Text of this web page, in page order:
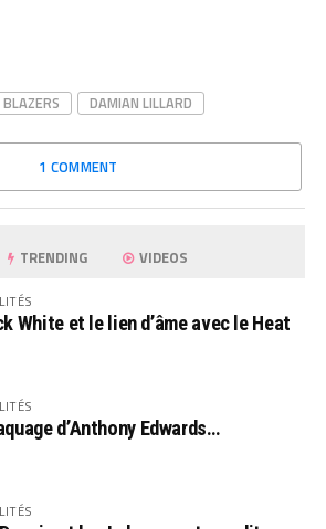
BLAZERS DAMIAN LILLARD
1 COMMENT
TRENDING VIDEOS
White et le lien d’âme avec le Heat
d’Anthony Edwards…